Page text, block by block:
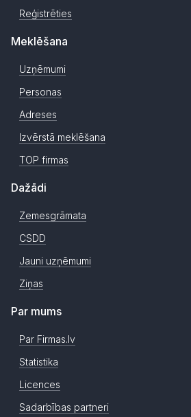
Reģistrēties
Meklēšana
Uzņēmumi
Personas
Adreses
Izvērstā meklēšana
TOP firmas
Dažādi
Zemesgrāmata
CSDD
Jauni uzņēmumi
Ziņas
Par mums
Par Firmas.lv
Statistika
Licences
Sadarbības partneri